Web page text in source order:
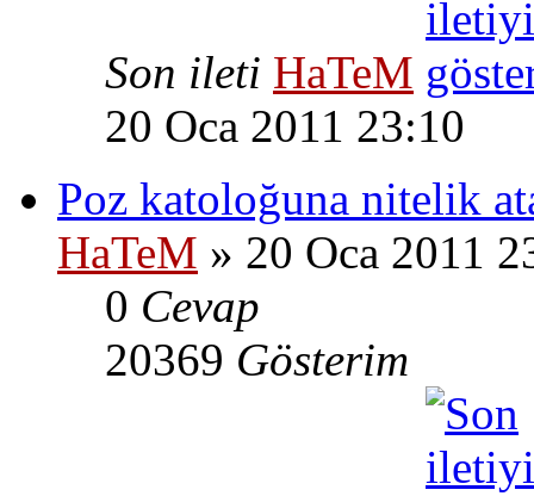
Son ileti HaTeM
20 Oca 2011 23:10
Poz katoloğuna nitelik
HaTeM » 20 Oca 2011
0 Cevap
20369 Gösterim